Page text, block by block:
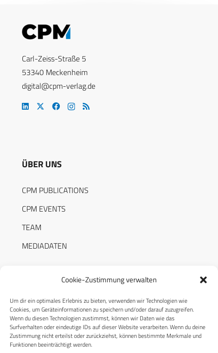
Cookie-Zustimmung verwalten
Um dir ein optimales Erlebnis zu bieten, verwenden wir Technologien wie
Cookies, um Geräteinformationen zu speichern und/oder darauf zuzugreifen.
Wenn du diesen Technologien zustimmst, können wir Daten wie das
Surfverhalten oder eindeutige IDs auf dieser Website verarbeiten. Wenn du deine
Zustimmung nicht erteilst oder zurückziehst, können bestimmte Merkmale und
Funktionen beeinträchtigt werden.
Carl-Zeiss-Straße 5
53340 Meckenheim
digital@cpm-verlag.de
ÜBER UNS
CPM PUBLICATIONS
CPM EVENTS
TEAM
MEDIADATEN
RECHTLICHES
Datenschutzerklärung
Cookie-Richtlinie (EU)